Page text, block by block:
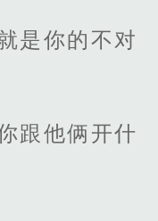
是你的不对
跟他俩开什